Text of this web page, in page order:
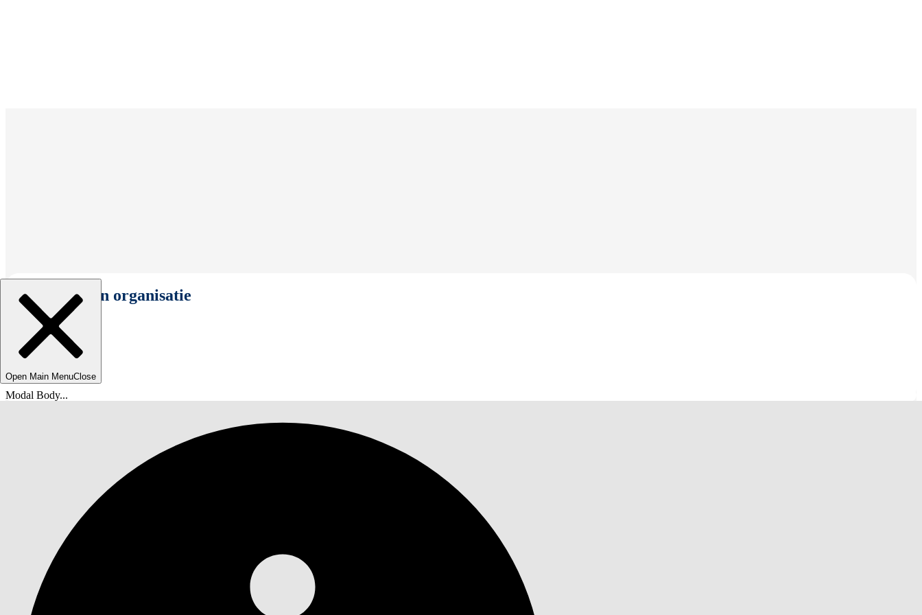
Selecteer een organisatie
Open Main MenuClose
Modal Body...
U bent hier:
Uw Salesforce-organisatie beveiligen